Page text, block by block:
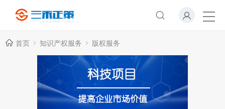
首页 知识产权服务 版权服务